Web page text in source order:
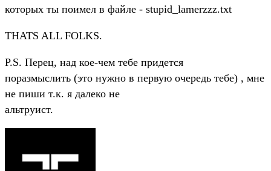
которых ты поимел в файле - stupid_lamerzzz.txt
THATS ALL FOLKS.
P.S. Перец, над кое-чем тебе придется
поразмыслить (это нужно в первую очередь тебе) , мне
не пиши т.к. я далеко не
альтруист.